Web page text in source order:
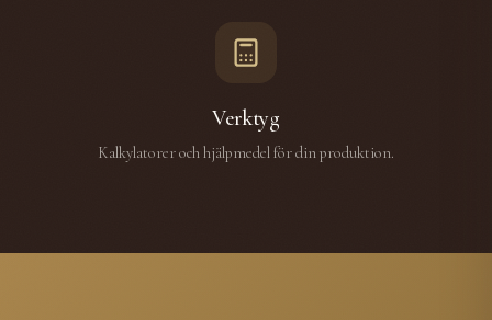
Verktyg
Kalkylatorer och hjälpmedel för din produktion.